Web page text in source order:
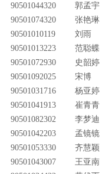
90501044320
郭孟宇
90501074320
张艳琳
90501010119
刘雨
90501013223
范聪蝶
90501072930
史韶婷
90501092025
宋博
90501031716
杨亚婷
90501041913
崔青青
90501082302
李梦迪
90501042203
孟镜镜
90501053330
齐慧颖
90501043007
王亚南